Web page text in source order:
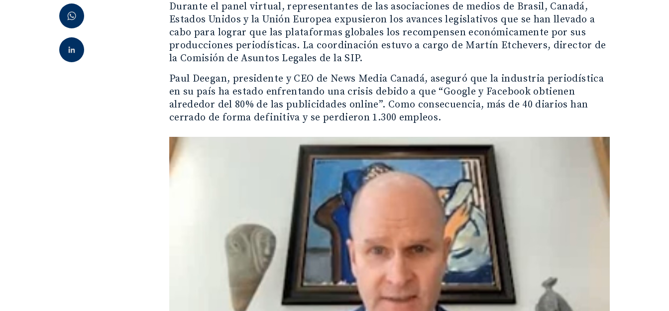
Durante el panel virtual, representantes de las asociaciones de medios de Brasil, Canadá,
Estados Unidos y la Unión Europea expusieron los avances legislativos que se han llevado a
cabo para lograr que las plataformas globales los recompensen económicamente por sus
producciones periodísticas. La coordinación estuvo a cargo de Martín Etchevers, director de
la Comisión de Asuntos Legales de la SIP.
Paul Deegan, presidente y CEO de News Media Canadá, aseguró que la industria periodística
en su país ha estado enfrentando una crisis debido a que “Google y Facebook obtienen
alrededor del 80% de las publicidades online”. Como consecuencia, más de 40 diarios han
cerrado de forma definitiva y se perdieron 1.300 empleos.